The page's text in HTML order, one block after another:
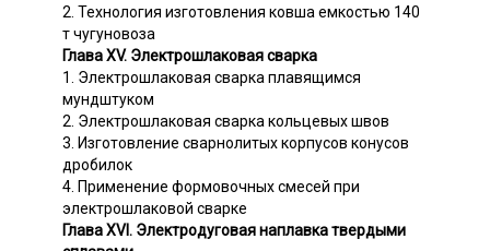
2. Технология изготовления ковша емкостью 140
т чугуновоза
Глава XV. Электрошлаковая сварка
1. Электрошлаковая сварка плавящимся
мундштуком
2. Электрошлаковая сварка кольцевых швов
3. Изготовление сварнолитых корпусов конусов
дробилок
4. Применение формовочных смесей при
электрошлаковой сварке
Глава XVI. Электродуговая наплавка твердыми